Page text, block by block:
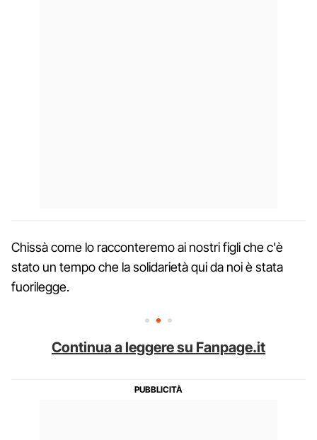
Chissà come lo racconteremo ai nostri figli che c'è
stato un tempo che la solidarietà qui da noi è stata
fuorilegge.
Continua a leggere su Fanpage.it